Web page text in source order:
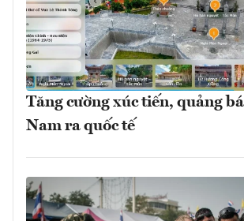
Tăng cường xúc tiến, quảng
Nam ra quốc tế